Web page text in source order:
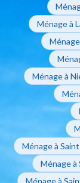
Ménage à
Ménage à
Ménage à
Ménage à
Ménage à